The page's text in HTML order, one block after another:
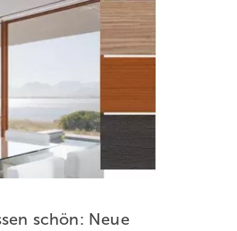
schön: Neue